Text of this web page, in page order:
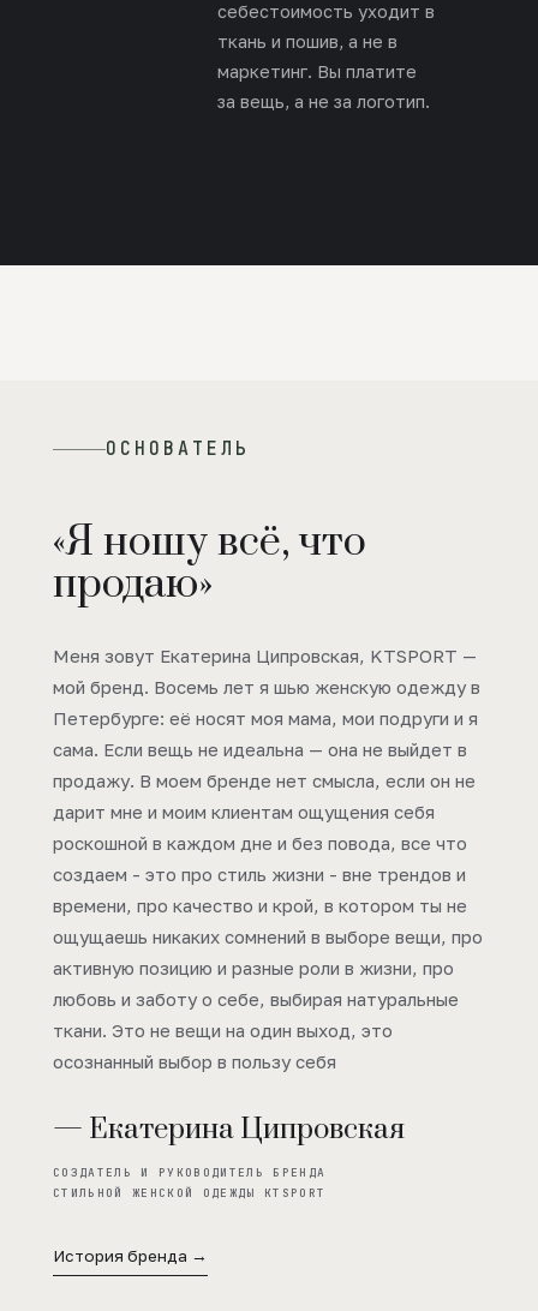
себестоимость уходит в
ткань и пошив, а не в
маркетинг. Вы платите
за вещь, а не за логотип.
ОСНОВАТЕЛЬ
«Я ношу всё, что
продаю»
Меня зовут Екатерина Ципровская, KTSPORT —
мой бренд. Восемь лет я шью женскую одежду в
Петербурге: её носят моя мама, мои подруги и я
сама. Если вещь не идеальна — она не выйдет в
продажу. В моем бренде нет смысла, если он не
дарит мне и моим клиентам ощущения себя
роскошной в каждом дне и без повода, все что
создаем - это про стиль жизни - вне трендов и
времени, про качество и крой, в котором ты не
ощущаешь никаких сомнений в выборе вещи, про
активную позицию и разные роли в жизни, про
любовь и заботу о себе, выбирая натуральные
ткани. Это не вещи на один выход, это
осознанный выбор в пользу себя
— Екатерина Ципровская
СОЗДАТЕЛЬ И РУКОВОДИТЕЛЬ БРЕНДА
СТИЛЬНОЙ ЖЕНСКОЙ ОДЕЖДЫ KTSPORT
История бренда →